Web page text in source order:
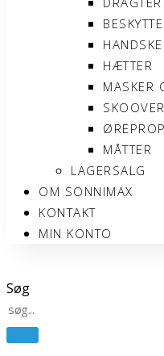
HÆTTER
MASKER
MÅTTER
LAGERSALG
OM SONNIMAX
KONTAKT
MIN KONTO
Søg